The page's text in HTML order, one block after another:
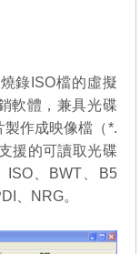
錄ISO檔的虛擬
軟體，兼具光碟
作成映像檔（*.
援的可讀取光碟
ISO、BWT、B5
、NRG。